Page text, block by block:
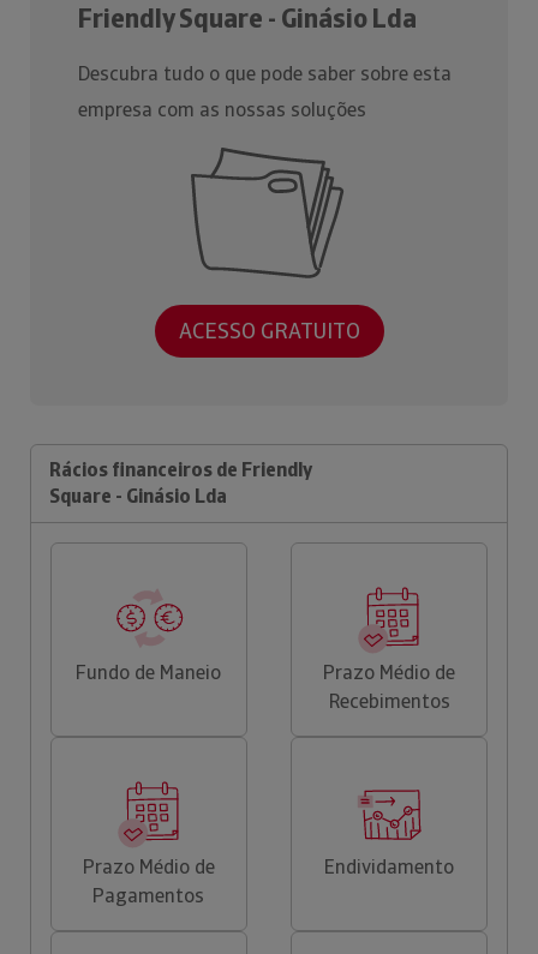
Friendly Square - Ginásio Lda
Descubra tudo o que pode saber sobre esta
empresa com as nossas soluções
ACESSO GRATUITO
Rácios financeiros de Friendly
Square - Ginásio Lda
Fundo de Maneio
Prazo Médio de
Recebimentos
Prazo Médio de
Pagamentos
Endividamento